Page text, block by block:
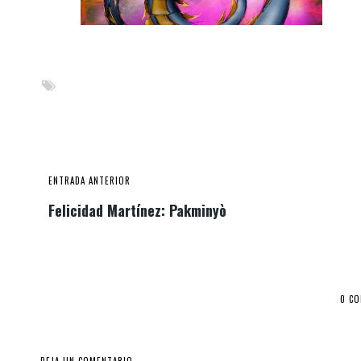
ENTRADA ANTERIOR
Felicidad Martínez: Pakminyò
0